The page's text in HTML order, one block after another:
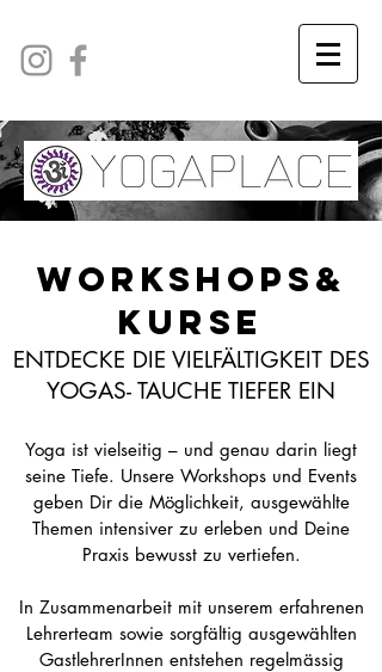
WORKSHOPS&
KURSE
ENTDECKE DIE VIELFÄLTIGKEIT DES
YOGAS- TAUCHE TIEFER EIN
Yoga ist vielseitig – und genau darin liegt
seine Tiefe. Unsere Workshops und Events
geben Dir die Möglichkeit, ausgewählte
Themen intensiver zu erleben und Deine
Praxis bewusst zu vertiefen.
In Zusammenarbeit mit unserem erfahrenen
Lehrerteam sowie sorgfältig ausgewählten
GastlehrerInnen entstehen regelmässig